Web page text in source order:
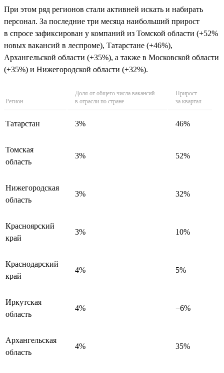
При этом ряд регионов стали активней искать и набирать
персонал. За последние три месяца наибольший прирост
в спросе зафиксирован у компаний из Томской области (+52%
новых вакансий в леспроме), Татарстане (+46%),
Архангельской области (+35%), а также в Московской области
(+35%) и Нижегородской области (+32%).
Регион
Доля от общего числа вакансий
в отрасли по стране
Прирост
за квартал
Татарстан 3% 46%
Томская
область
3% 52%
Нижегородская
область
3% 32%
Красноярский
край
3% 10%
Краснодарский
край
4% 5%
Иркутская
область
4% −6%
Архангельская
область
4% 35%